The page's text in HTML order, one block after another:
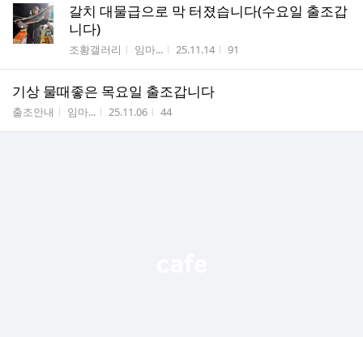
갈치 대물급으로 막 터졌습니다(수요일 출조갑
니다)
게시판명
조황갤러리 작성자
임마... 작성시간
25.11.14 조회수
91
기상 물때좋은 목요일 출조갑니다
게시판명
출조안내 작성자
임마... 작성시간
25.11.06 조회수
44